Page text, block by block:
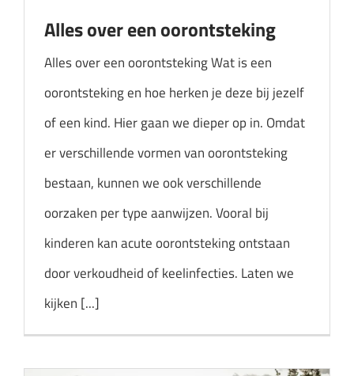
OverigAlles over een oorontsteking
Alles over een oorontsteking Wat is een
oorontsteking en hoe herken je deze bij jezelf
of een kind. Hier gaan we dieper op in. Omdat
er verschillende vormen van oorontsteking
bestaan, kunnen we ook verschillende
oorzaken per type aanwijzen. Vooral bij
kinderen kan acute oorontsteking ontstaan ​​
door verkoudheid of keelinfecties. Laten we
kijken [...]